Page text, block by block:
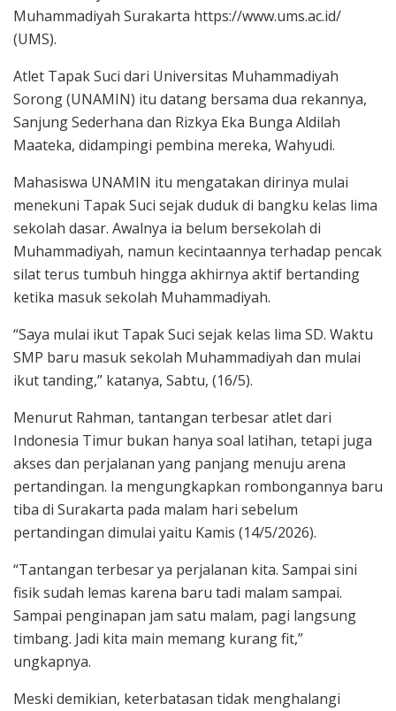
Muhammadiyah Surakarta https://www.ums.ac.id/
(UMS).
Atlet Tapak Suci dari Universitas Muhammadiyah
Sorong (UNAMIN) itu datang bersama dua rekannya,
Sanjung Sederhana dan Rizkya Eka Bunga Aldilah
Maateka, didampingi pembina mereka, Wahyudi.
Mahasiswa UNAMIN itu mengatakan dirinya mulai
menekuni Tapak Suci sejak duduk di bangku kelas lima
sekolah dasar. Awalnya ia belum bersekolah di
Muhammadiyah, namun kecintaannya terhadap pencak
silat terus tumbuh hingga akhirnya aktif bertanding
ketika masuk sekolah Muhammadiyah.
“Saya mulai ikut Tapak Suci sejak kelas lima SD. Waktu
SMP baru masuk sekolah Muhammadiyah dan mulai
ikut tanding,” katanya, Sabtu, (16/5).
Menurut Rahman, tantangan terbesar atlet dari
Indonesia Timur bukan hanya soal latihan, tetapi juga
akses dan perjalanan yang panjang menuju arena
pertandingan. Ia mengungkapkan rombongannya baru
tiba di Surakarta pada malam hari sebelum
pertandingan dimulai yaitu Kamis (14/5/2026).
“Tantangan terbesar ya perjalanan kita. Sampai sini
fisik sudah lemas karena baru tadi malam sampai.
Sampai penginapan jam satu malam, pagi langsung
timbang. Jadi kita main memang kurang fit,”
ungkapnya.
Meski demikian, keterbatasan tidak menghalangi